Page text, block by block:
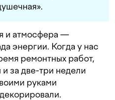
и атмосфера —
энергии. Когда у нас
ремонтных работ,
за две-три недели
руками